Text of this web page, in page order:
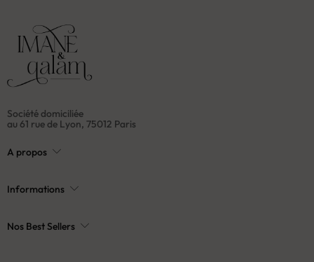
Société domiciliée
au 61 rue de Lyon, 75012 Paris
A propos
Informations
Nos Best Sellers